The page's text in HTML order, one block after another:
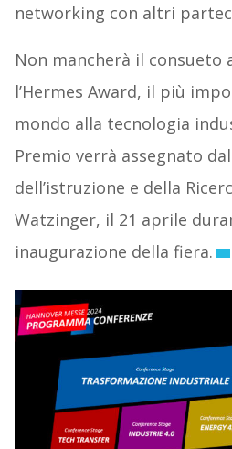
networking con altri
Non mancherà il consueto
l’Hermes Award, il più
mondo alla tecnologia
Premio verrà assegnato
dell’istruzione e della
Watzinger, il 21 aprile
inaugurazione della fiera.